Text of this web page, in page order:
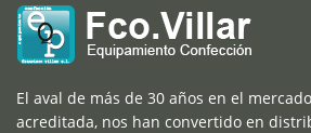
El aval de más de 30 años en el
acreditada, nos han convertido en